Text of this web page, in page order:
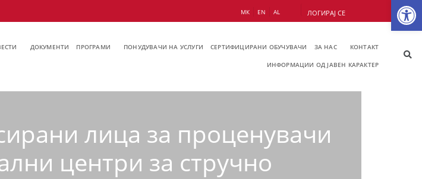
МК EN AL ЛОГИРАЈ СЕ
ДОКУМЕНТИ ПРОГРАМИ ПОНУДУВАЧИ НА УСЛУГИ СЕРТИФИЦИРАНИ ОБУЧУВАЧИ ЗА НАС КОНТАКТ
ИНФОРМАЦИИ ОД ЈАВЕН КАРАКТЕР
лица за проценувачи
центри за стручно